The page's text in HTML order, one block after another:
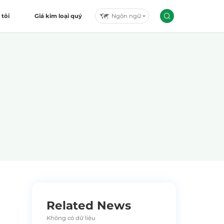
tôi Giá kim loại quý Ngôn ngữ
Related News
Không có dữ liệu